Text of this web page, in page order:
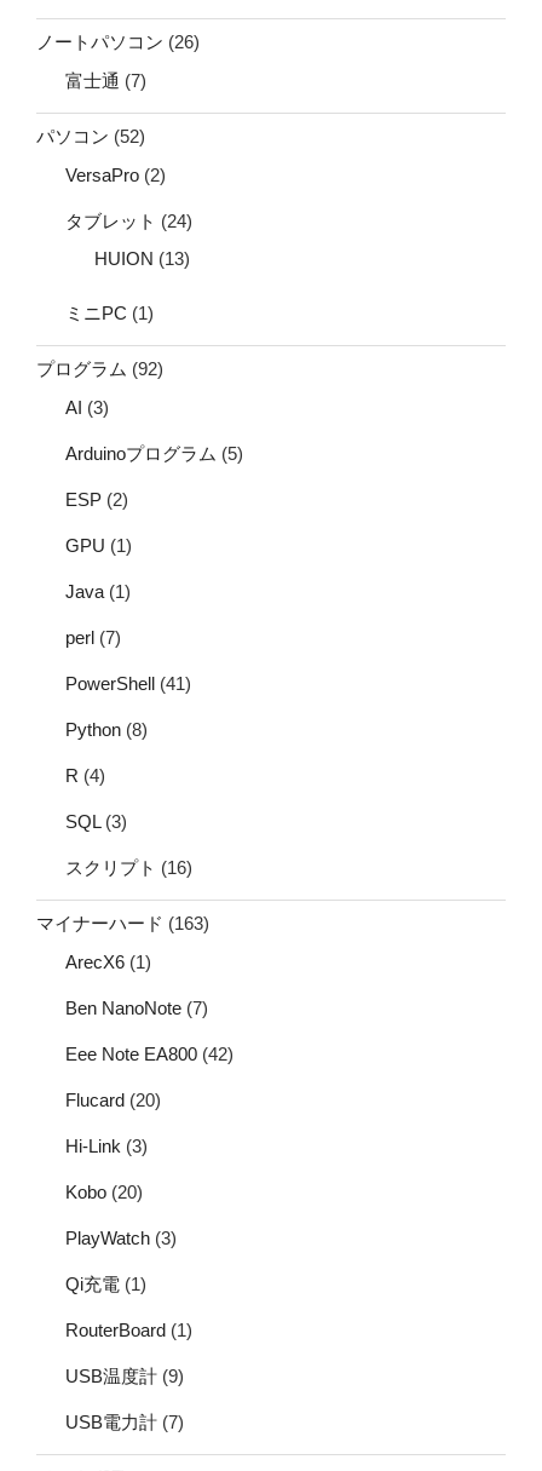
ノートパソコン (26)
富士通 (7)
パソコン (52)
VersaPro (2)
タブレット (24)
HUION (13)
ミニPC (1)
プログラム (92)
AI (3)
Arduinoプログラム (5)
ESP (2)
GPU (1)
Java (1)
perl (7)
PowerShell (41)
Python (8)
R (4)
SQL(3)
スクリプト (16)
マイナーハード (163)
ArecX6 (1)
Ben NanoNote (7)
Eee Note EA800 (42)
Flucard (20)
Hi-Link (3)
Kobo (20)
PlayWatch (3)
Qi充電 (1)
RouterBoard (1)
USB温度計 (9)
USB電力計 (7)